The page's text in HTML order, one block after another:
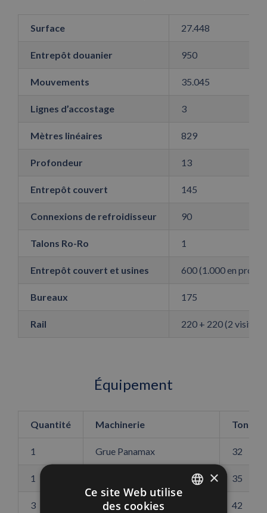
Surface 27.448
Entrepôt douanier 950
Mouvements 35.045
Lignes d’accostage 3
Mètres linéaires 829
Profondeur 13
Entrepôt couvert 145
Connexions de refroidisseur 90
Talons Ro-Ro 1
Entrepôt couvert et usines 600 (1.000 en projet)
Bureaux 175
Rail 220 + 220 (2 visites
Équipement
Quantité Machinerie Tonnes
1 Grue Panamax 32
1 35
3 Reach Stacker 42
×
Ce site Web utilise
des cookies